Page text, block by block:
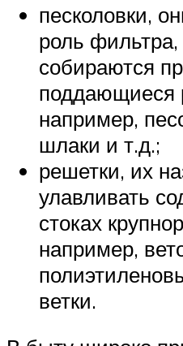
песколовки,
роль фильтра,
собираются
поддающиеся
например,
шлаки и т.д.;
решетки, их
улавливать
стоках
например,
ветки.